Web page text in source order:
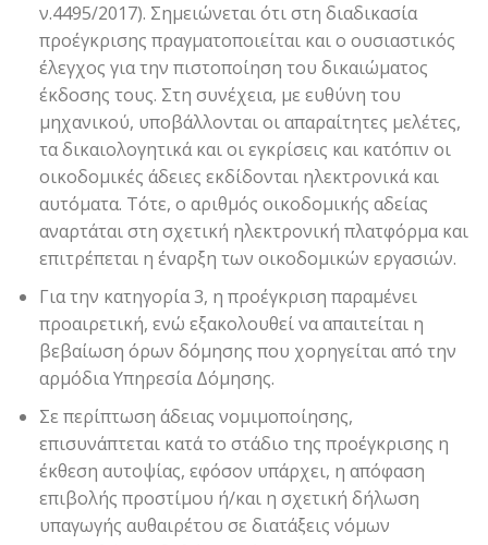
ν.4495/2017). Σημειώνεται ότι στη διαδικασία
προέγκρισης πραγματοποιείται και ο ουσιαστικός
έλεγχος για την πιστοποίηση του δικαιώματος
έκδοσης τους. Στη συνέχεια, με ευθύνη του
μηχανικού, υποβάλλονται οι απαραίτητες μελέτες,
τα δικαιολογητικά και οι εγκρίσεις και κατόπιν οι
οικοδομικές άδειες εκδίδονται ηλεκτρονικά και
αυτόματα. Τότε, ο αριθμός οικοδομικής αδείας
αναρτάται στη σχετική ηλεκτρονική πλατφόρμα και
επιτρέπεται η έναρξη των οικοδομικών εργασιών.
Για την κατηγορία 3, η προέγκριση παραμένει
προαιρετική, ενώ εξακολουθεί να απαιτείται η
βεβαίωση όρων δόμησης που χορηγείται από την
αρμόδια Υπηρεσία Δόμησης.
Σε περίπτωση άδειας νομιμοποίησης,
επισυνάπτεται κατά το στάδιο της προέγκρισης η
έκθεση αυτοψίας, εφόσον υπάρχει, η απόφαση
επιβολής προστίμου ή/και η σχετική δήλωση
υπαγωγής αυθαιρέτου σε διατάξεις νόμων